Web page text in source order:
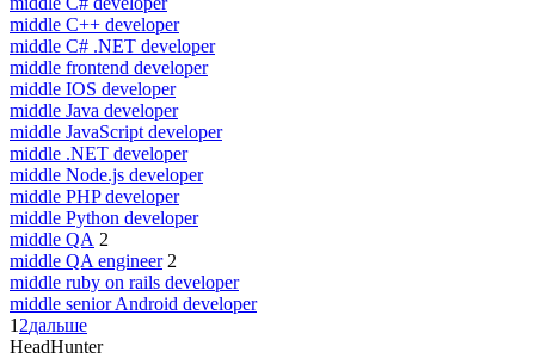
middle C++ developer
middle C# .NET developer
middle frontend developer
middle IOS developer
middle Java developer
middle JavaScript developer
middle .NET developer
middle Node.js developer
middle PHP developer
middle Python developer
middle QA 2
middle QA engineer 2
middle ruby on rails developer
middle senior Android developer
1 2дальше
HeadHunter